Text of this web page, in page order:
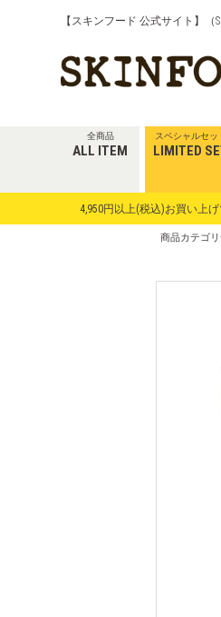
【スキンフード 公式サイト】
全商品
ALL ITEM
スペシャルセッ
LIMITED
4,950円以上(税込)お買い上
商品カテゴ